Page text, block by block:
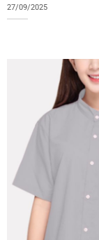
27/09/2025